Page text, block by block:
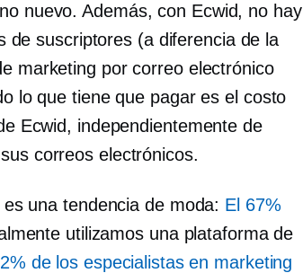
nuevo. Además, con Ecwid, no hay
de suscriptores (a diferencia de la
marketing por correo electrónico
lo que tiene que pagar es el costo
Ecwid, independientemente de
correos electrónicos.
una tendencia de moda: El 67%
utilizamos una plataforma de
de los especialistas en marketing